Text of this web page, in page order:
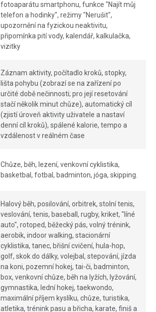
fotoaparátu smartphonu, funkce "Najít můj
telefon a hodinky", režimy "Nerušit",
upozornění na fyzickou neaktivitu,
připomínka pití vody, kalendář, kalkulačka,
vizitky
Záznam aktivity, počítadlo kroků, stopky,
lišta pohybu (zobrazí se na zařízení po
určité době nečinnosti; pro její resetování
stačí několik minut chůze), automatický cíl
(zjistí úroveň aktivity uživatele a nastaví
denní cíl kroků), spálené kalorie, tempo a
vzdálenost v reálném čase
Chůze, běh, lezení, venkovní cyklistika,
basketbal, fotbal, badminton, jóga, skipping.
Halový běh, posilování, orbitrek, stolní tenis,
veslování, tenis, baseball, rugby, kriket, "líné
auto", rotoped, běžecký pás, volný trénink,
aerobik, indoor walking, stacionární
cyklistika, tanec, břišní cvičení, hula-hop,
golf, skok do dálky, volejbal, stepování, jízda
na koni, pozemní hokej, tai-či, badminton,
box, venkovní chůze, běh na lyžích, lyžování,
gymnastika, lední hokej, taekwondo,
maximální příjem kyslíku, chůze, turistika,
atletika, trénink pasu a břicha, karate, finiš a